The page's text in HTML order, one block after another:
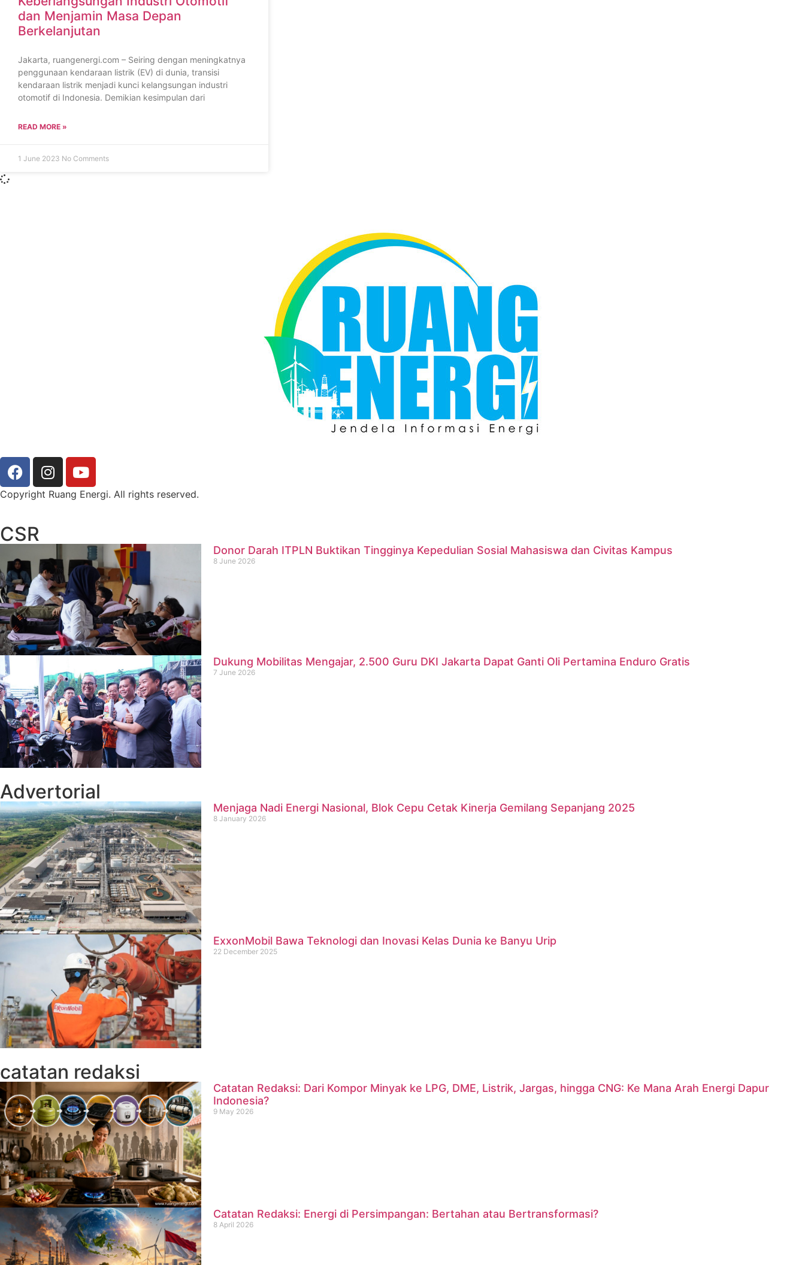
dan Menjamin Masa Depan
Berkelanjutan
Jakarta, ruangenergi.com – Seiring dengan meningkatnya
penggunaan kendaraan listrik (EV) di dunia, transisi
kendaraan listrik menjadi kunci kelangsungan industri
otomotif di Indonesia. Demikian kesimpulan dari
READ MORE »
1 June 2023 No Comments
Copyright Ruang Energi. All rights reserved.
CSR
Donor Darah ITPLN Buktikan Tingginya Kepedulian Sosial Mahasiswa dan Civitas Kampus
8 June 2026
Dukung Mobilitas Mengajar, 2.500 Guru DKI Jakarta Dapat Ganti Oli Pertamina Enduro Gratis
7 June 2026
Advertorial
Menjaga Nadi Energi Nasional, Blok Cepu Cetak Kinerja Gemilang Sepanjang 2025
8 January 2026
ExxonMobil Bawa Teknologi dan Inovasi Kelas Dunia ke Banyu Urip
22 December 2025
catatan redaksi
Catatan Redaksi: Dari Kompor Minyak ke LPG, DME, Listrik, Jargas, hingga CNG: Ke Mana Arah Energi Dapur
Indonesia?
9 May 2026
Catatan Redaksi: Energi di Persimpangan: Bertahan atau Bertransformasi?
8 April 2026